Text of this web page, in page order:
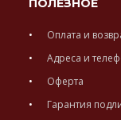
ПОЛЕЗНОЕ
Оплата и
Адреса и
Оферта
Гарантия